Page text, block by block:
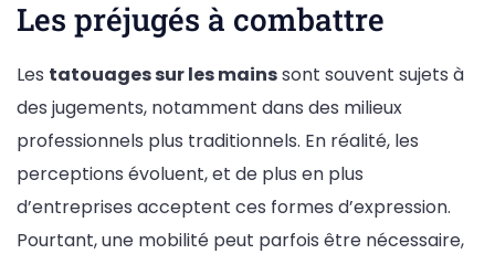
Les préjugés à combattre
Les tatouages sur les mainssont souvent sujets à
des jugements, notamment dans des milieux
professionnels plus traditionnels. En réalité, les
perceptions évoluent, et de plus en plus
d’entreprises acceptent ces formes d’expression.
Pourtant, une mobilité peut parfois être nécessaire,